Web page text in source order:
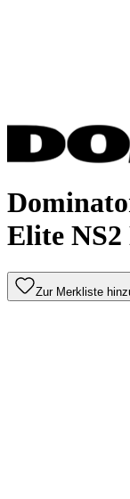
Elite NS2
Zur Merkliste